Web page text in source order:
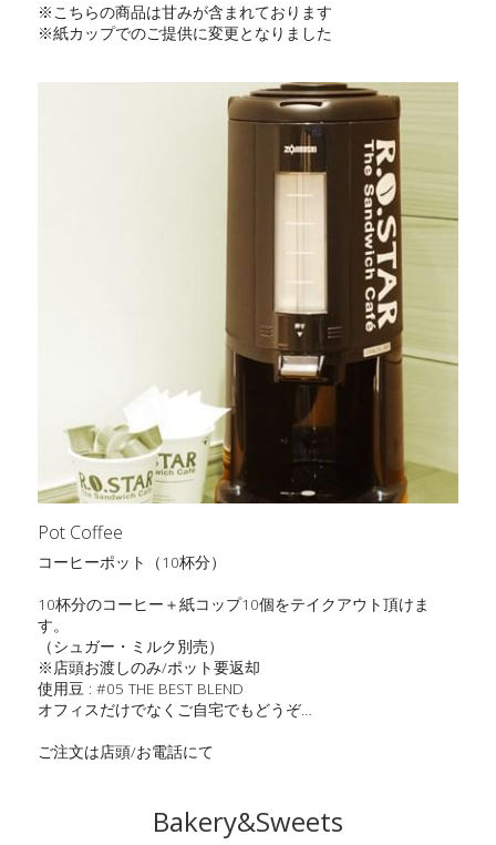
※こちらの商品は甘みが含まれております
※紙カップでのご提供に変更となりました
Pot Coffee
コーヒーポット（10杯分）
10杯分のコーヒー＋紙コップ10個をテイクアウト頂けま
す。
（シュガー・ミルク別売）
※店頭お渡しのみ/ポット要返却
使用豆 : #05 THE BEST BLEND
オフィスだけでなくご自宅でもどうぞ…
ご注文は店頭/お電話にて
Bakery&Sweets